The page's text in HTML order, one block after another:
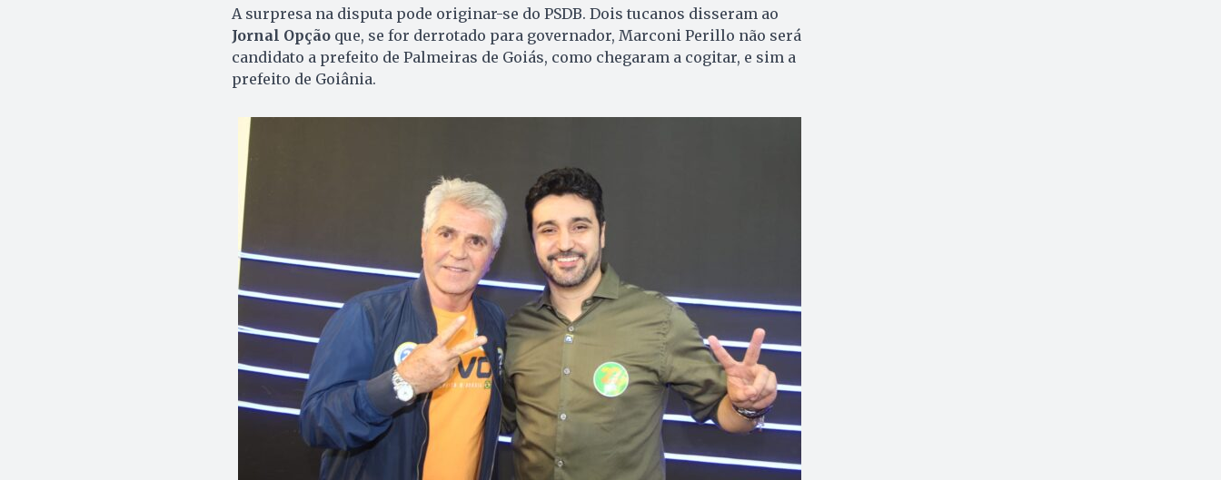
A surpresa na disputa pode originar-se do PSDB. Dois tucanos disseram ao
Jornal Opçãoque, se for derrotado para governador, Marconi Perillo não será
candidato a prefeito de Palmeiras de Goiás, como chegaram a cogitar, e sim a
prefeito de Goiânia.